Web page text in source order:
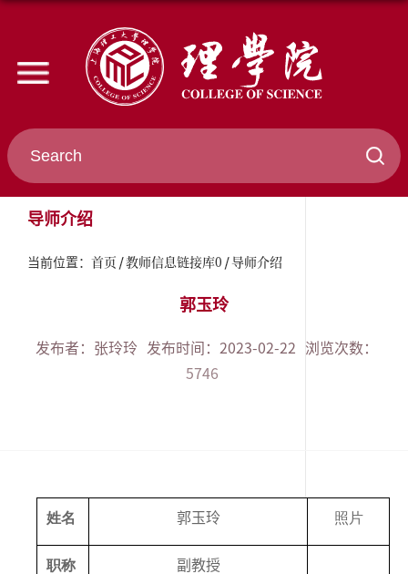
导师介绍
当前位置： 首页 教师信息链接库0 导师介绍
郭玉玲
发布者：张玲玲 发布时间：2023-02-22
浏览次数：
5746
姓名 郭玉玲 照片
职称 副教授